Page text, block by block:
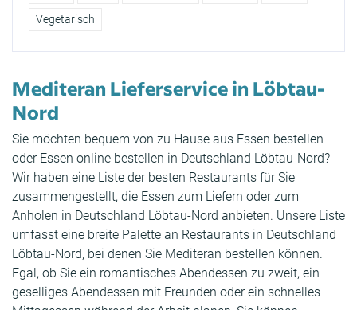
Vegetarisch
Mediteran Lieferservice in Löbtau-
Nord
Sie möchten bequem von zu Hause aus Essen bestellen
oder Essen online bestellen in Deutschland Löbtau-Nord?
Wir haben eine Liste der besten Restaurants für Sie
zusammengestellt, die Essen zum Liefern oder zum
Anholen in Deutschland Löbtau-Nord anbieten. Unsere Liste
umfasst eine breite Palette an Restaurants in Deutschland
Löbtau-Nord, bei denen Sie Mediteran bestellen können.
Egal, ob Sie ein romantisches Abendessen zu zweit, ein
geselliges Abendessen mit Freunden oder ein schnelles